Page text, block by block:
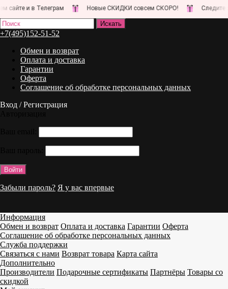
и в Телеграм Новые СКИДКИ совсем СКОРО! Следите за
+7(495)152-51-52
Обмен и возврат
Оплата и доставка
Гарантии
Оферта
Соглашение об обработке персональных данных
Вход / Регистрация
Забыли пароль? Я у вас впервые
Информация
Обмен и возврат Оплата и доставка Гарантии Оферта
Соглашение об обработке персональных данных
Служба поддержки
Связаться с нами Возврат товара Карта сайта
Дополнительно
Производители Подарочные сертификаты Партнёры Товары со
скидкой